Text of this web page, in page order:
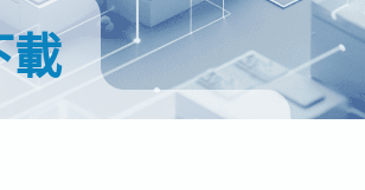
高速 DDoS 攻擊防護
系統可靠性
分析
的主動式資安防禦
識分析
載